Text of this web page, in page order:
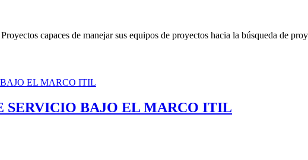
capaces de manejar sus equipos de proyectos hacia la búsqueda de
SERVICIO BAJO EL MARCO ITIL